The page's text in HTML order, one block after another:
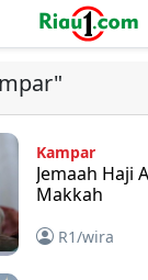
Kampar
Jemaah Haji
Makkah
R1/wira